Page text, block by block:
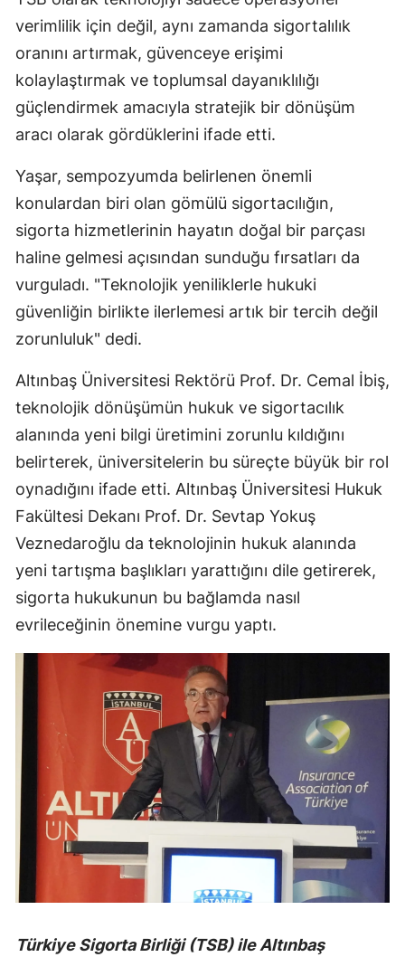
verimlilik için değil, aynı zamanda sigortalılık
oranını artırmak, güvenceye erişimi
kolaylaştırmak ve toplumsal dayanıklılığı
güçlendirmek amacıyla stratejik bir dönüşüm
aracı olarak gördüklerini ifade etti.
Yaşar, sempozyumda belirlenen önemli
konulardan biri olan gömülü sigortacılığın,
sigorta hizmetlerinin hayatın doğal bir parçası
haline gelmesi açısından sunduğu fırsatları da
vurguladı. "Teknolojik yeniliklerle hukuki
güvenliğin birlikte ilerlemesi artık bir tercih değil
zorunluluk" dedi.
Altınbaş Üniversitesi Rektörü Prof. Dr. Cemal İbiş,
teknolojik dönüşümün hukuk ve sigortacılık
alanında yeni bilgi üretimini zorunlu kıldığını
belirterek, üniversitelerin bu süreçte büyük bir rol
oynadığını ifade etti. Altınbaş Üniversitesi Hukuk
Fakültesi Dekanı Prof. Dr. Sevtap Yokuş
Veznedaroğlu da teknolojinin hukuk alanında
yeni tartışma başlıkları yarattığını dile getirerek,
sigorta hukukunun bu bağlamda nasıl
evrileceğinin önemine vurgu yaptı.
Türkiye Sigorta Birliği (TSB) ile Altınbaş